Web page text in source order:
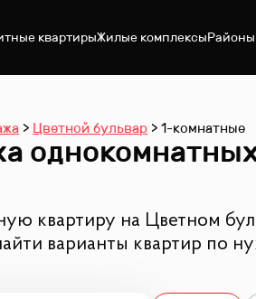
квартирыЖилые комплексыРайоны
Цветной бульвар 1-комнатные
квартиру на Цветном
варианты квартир по